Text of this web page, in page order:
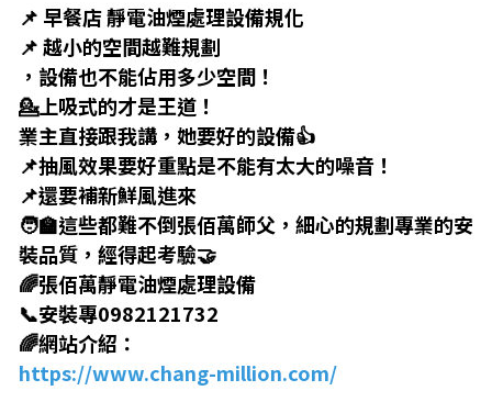
📌 早餐店 靜電油煙處理設備規化
📌 越小的空間越難規劃
，設備也不能佔用多少空間！
💁上吸式的才是王道！
業主直接跟我講，她要好的設備👍
📌抽風效果要好重點是不能有太大的噪音！
📌還要補新鮮風進來
🧑‍🏫這些都難不倒張佰萬師父，細心的規劃專業的安
裝品質，經得起考驗🤝
🌈張佰萬靜電油煙處理設備
📞安裝專0982121732
🌈網站介紹：
https://www.chang-million.com/